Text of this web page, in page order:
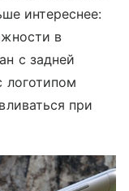
интереснее:
в
с задней
логотипом
при